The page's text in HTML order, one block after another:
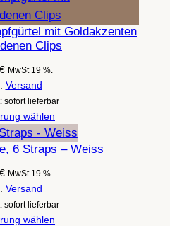
mit Goldakzenten
Clips
€ MwSt 19 %.
Versand
sofort lieferbar
wählen
6 Straps – Weiss
€ MwSt 19 %.
Versand
sofort lieferbar
wählen